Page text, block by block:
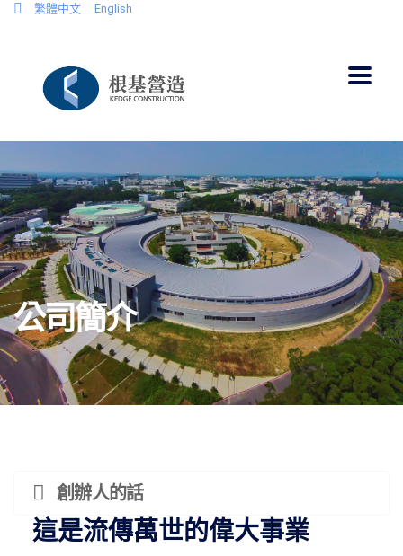
繁體中文 English
公司簡介
創辦人的話
這是流傳萬世的偉大事業